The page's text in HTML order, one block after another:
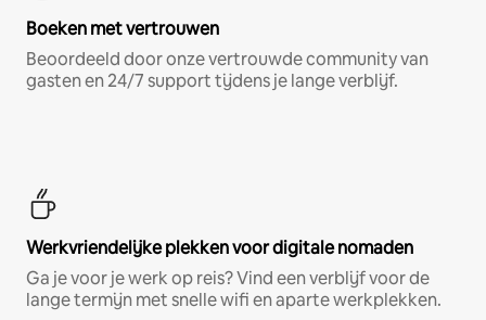
Boeken met vertrouwen
Beoordeeld door onze vertrouwde community van
gasten en 24/7 support tijdens je lange verblijf.
Werkvriendelijke plekken voor digitale nomaden
Ga je voor je werk op reis? Vind een verblijf voor de
lange termijn met snelle wifi en aparte werkplekken.